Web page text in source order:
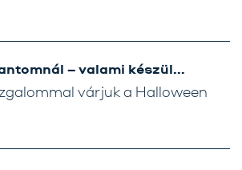
– valami készül…
várjuk a Halloween